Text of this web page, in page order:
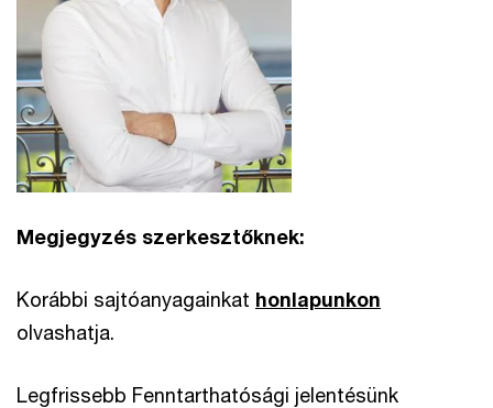
Megjegyzés szerkesztőknek:
Korábbi sajtóanyagainkat honlapunkon
olvashatja.
Legfrissebb Fenntarthatósági jelentésünk